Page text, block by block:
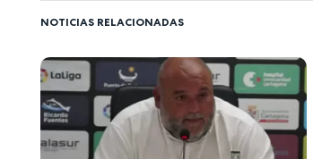
NOTICIAS RELACIONADAS